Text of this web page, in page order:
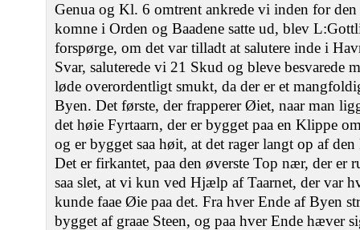
Genua og Kl. 6 omtrent ankrede vi inden for
komne i Orden og Baadene satte ud, blev
forspørge, om det var tilladt at salutere inde i
Svar, saluterede vi 21 Skud og bleve besvarede
løde overordentligt smukt, da der er et
Byen. Det første, der frapperer Øiet, naar man
det høie Fyrtaarn, der er bygget paa en Klippe
og er bygget saa høit, at det rager langt op af
Det er firkantet, paa den øverste Top nær, der er
saa slet, at vi kun ved Hjælp af Taarnet, der var
kunde faae Øie paa det. Fra hver Ende af Byen
bygget af graae Steen, og paa hver Ende hæver